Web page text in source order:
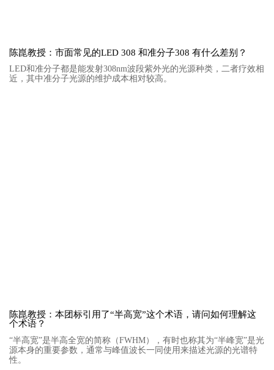
陈崑教授：市面常见的LED 308 和准分子308 有什么差别？
LED和准分子都是能发射308nm波段紫外光的光源种类，二者疗效相
近，其中准分子光源的维护成本相对较高。
陈崑教授：本团标引用了“半高宽”这个术语，请问如何理解这
个术语？
“半高宽”是半高全宽的简称（FWHM），有时也称其为“半峰宽”是光
源本身的重要参数，通常与峰值波长一同使用来描述光源的光谱特
性。